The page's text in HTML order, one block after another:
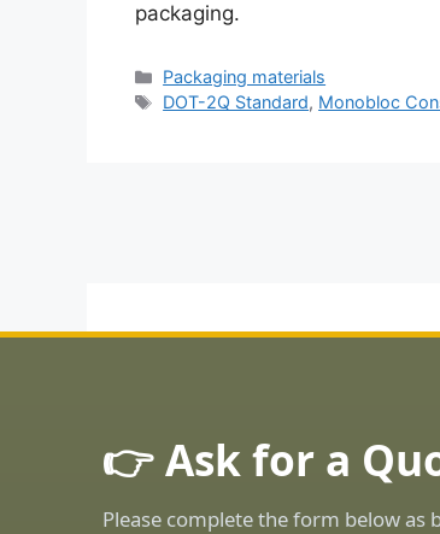
packaging.
Categorias
Packaging materials
Etiquetas
DOT-2Q Standard, Monobloc
👉 Ask for a
Please complete the form below as